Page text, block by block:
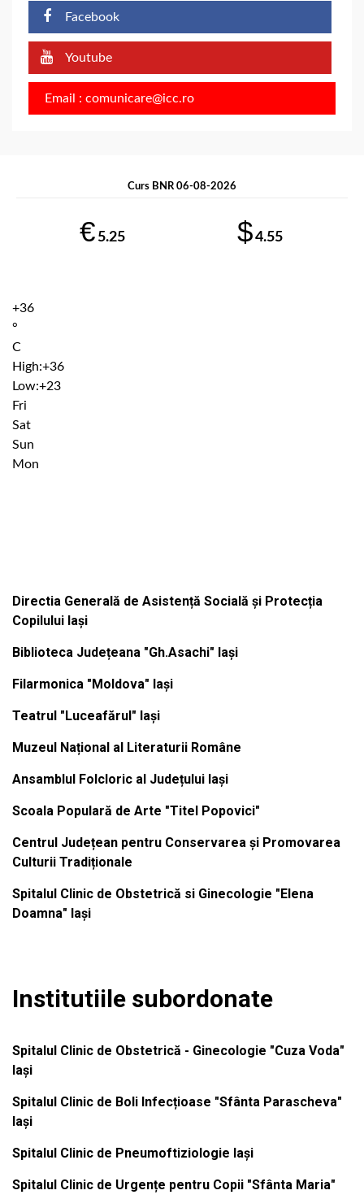
Facebook
Youtube
Email : comunicare@icc.ro
Curs BNR 06-08-2026
€ 5.25 $4.55
+36
°
C
High:+36
Low:+23
Fri
Sat
Sun
Mon
Directia Generală de Asistență Socială și Protecția
Copilului Iași
Biblioteca Județeana "Gh.Asachi" Iași
Filarmonica "Moldova" Iași
Teatrul "Luceafărul" Iași
Muzeul Național al Literaturii Române
Ansamblul Folcloric al Județului Iași
Scoala Populară de Arte "Titel Popovici"
Centrul Județean pentru Conservarea și Promovarea
Culturii Tradiționale
Spitalul Clinic de Obstetrică si Ginecologie "Elena
Doamna" Iași
Institutiile subordonate
Spitalul Clinic de Obstetrică - Ginecologie "Cuza Voda"
Iași
Spitalul Clinic de Boli Infecțioase "Sfânta Parascheva"
Iași
Spitalul Clinic de Pneumoftiziologie Iași
Spitalul Clinic de Urgențe pentru Copii "Sfânta Maria"